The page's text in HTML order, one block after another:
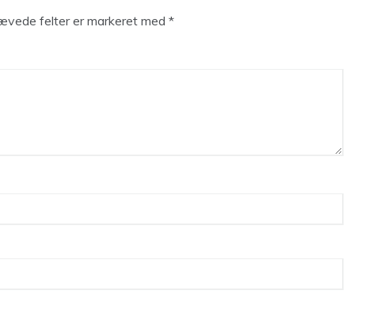
felter er markeret med *